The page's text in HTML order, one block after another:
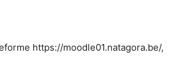
https://moodle01.natagora.be/,